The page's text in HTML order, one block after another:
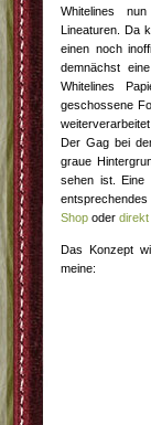
Whitelines
Lineaturen. Da
einen noch
demnächst
Whitelines
geschossene
Der Gag bei
graue
sehen ist. Eine
entsprechendes
Shop oder direkt
Das Konzept
meine: